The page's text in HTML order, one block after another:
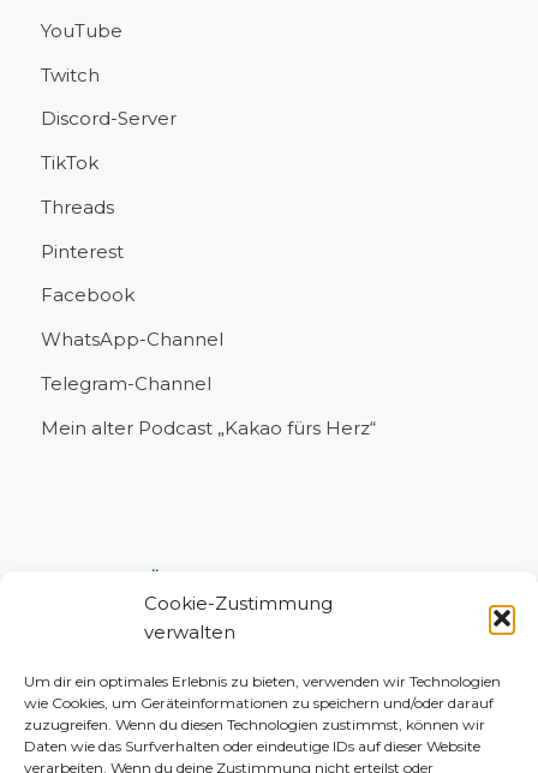
Cookie-Zustimmung
verwalten
Um dir ein optimales Erlebnis zu bieten, verwenden wir Technologien
wie Cookies, um Geräteinformationen zu speichern und/oder darauf
zuzugreifen. Wenn du diesen Technologien zustimmst, können wir
Daten wie das Surfverhalten oder eindeutige IDs auf dieser Website
verarbeiten. Wenn du deine Zustimmung nicht erteilst oder
YouTube
Twitch
Discord-Server
TikTok
Threads
Pinterest
Facebook
WhatsApp-Channel
Telegram-Channel
Mein alter Podcast „Kakao fürs Herz“